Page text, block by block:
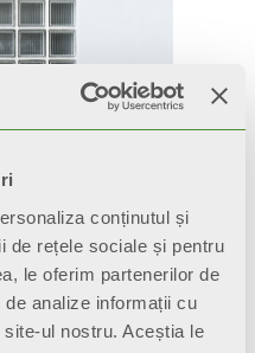
conținutul și
de rețele sociale și pentru
le oferim partenerilor de
analize informații cu
ul nostru. Aceștia le
80